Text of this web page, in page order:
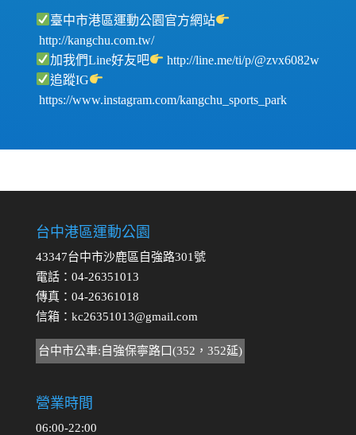
臺中市港區運動公園官方網站
http://kangchu.com.tw/
加我們Line好友吧
http://line.me/ti/p/@zvx6082w
追蹤IG
https://www.instagram.com/kangchu_sports_park
台中港區運動公園
43347台中市沙鹿區自強路301號
電話：04-26351013
傳真：04-26361018
信箱： kc26351013@gmail.com
台中市公車:自強保寧路口(352，352延)
營業時間
06:00-22:00